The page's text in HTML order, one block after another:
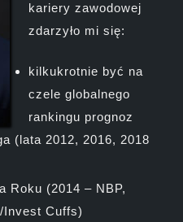
kariery zawodowej
zdarzyło mi się:
kilkukrotnie być na
czele globalnego
rankingu prognoz
(lata 2012, 2016, 2018
Roku (2014 – NBP,
Invest Cuffs)